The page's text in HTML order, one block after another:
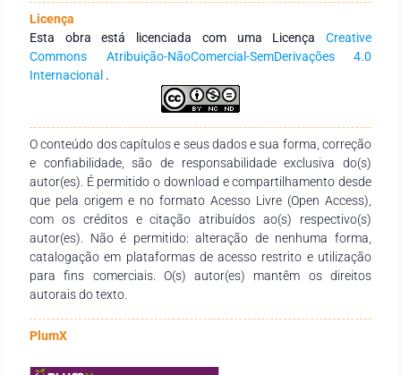
cujas propriedades nucleares permitem em seu decaimento
transformarem-se em isótopos de outros elementos, com
emissão de partículas e liberação de energia. As principais
fontes de radiação são o Potássio (K40), a série de
decaimento do Urânio (U238) e a série do Tório (Th232).
Esses elementos podem ser detectados convenientemente e
aplicação em estudos de perfilagens de poços de petróleo e
gás. Neste trabalho, foi usado o gamaespectrômetro portátil
GR320, cujos dados após o processamento e interpretação,
mostraram a predominância do potássio nos lineamentos
geológicos, com a distribuição consistente do tório e a
dispersão do urânio.
Licença
Esta obra está licenciada com uma Licença Creative
Commons Atribuição-NãoComercial-SemDerivações 4.0
Internacional .
O conteúdo dos capítulos e seus dados e sua forma, correção
e confiabilidade, são de responsabilidade exclusiva do(s)
autor(es). É permitido o download e compartilhamento desde
que pela origem e no formato Acesso Livre (Open Access),
com os créditos e citação atribuídos ao(s) respectivo(s)
autor(es). Não é permitido: alteração de nenhuma forma,
catalogação em plataformas de acesso restrito e utilização
para fins comerciais. O(s) autor(es) mantêm os direitos
autorais do texto.
PlumX